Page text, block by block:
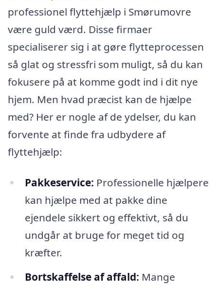
professionel flyttehjælp i Smørumovre
være guld værd. Disse firmaer
specialiserer sig i at gøre flytteprocessen
så glat og stressfri som muligt, så du kan
fokusere på at komme godt ind i dit nye
hjem. Men hvad præcist kan de hjælpe
med? Her er nogle af de ydelser, du kan
forvente at finde fra udbydere af
flyttehjælp:
Pakkeservice: Professionelle hjælpere
kan hjælpe med at pakke dine
ejendele sikkert og effektivt, så du
undgår at bruge for meget tid og
kræfter.
Bortskaffelse af affald: Mange